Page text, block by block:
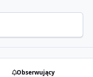
Obserwujący